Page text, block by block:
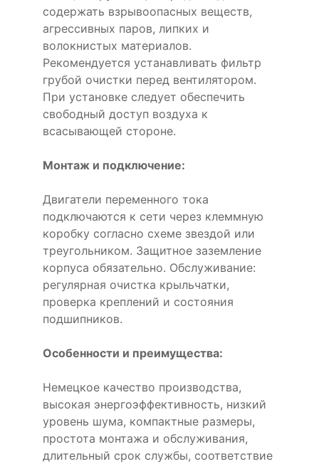
содержать взрывоопасных веществ,
агрессивных паров, липких и
волокнистых материалов.
Рекомендуется устанавливать фильтр
грубой очистки перед вентилятором.
При установке следует обеспечить
свободный доступ воздуха к
всасывающей стороне.
Монтаж и подключение:
Двигатели переменного тока
подключаются к сети через клеммную
коробку согласно схеме звездой или
треугольником. Защитное заземление
корпуса обязательно. Обслуживание:
регулярная очистка крыльчатки,
проверка креплений и состояния
подшипников.
Особенности и преимущества:
Немецкое качество производства,
высокая энергоэффективность, низкий
уровень шума, компактные размеры,
простота монтажа и обслуживания,
длительный срок службы, соответствие